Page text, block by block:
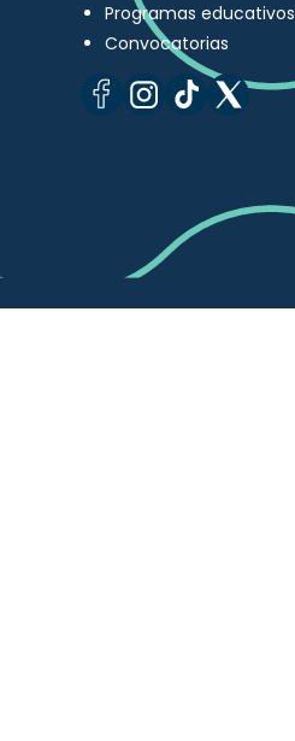
Programas educativos
Convocatorias